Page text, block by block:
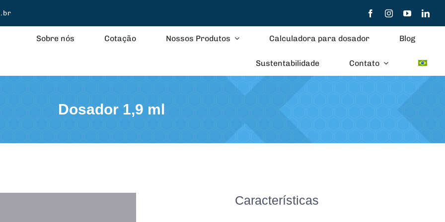
Sobre nós Cotação Nossos Produtos Calculadora para dosador Blog
Sustentabilidade Contato
Dosador 1,9 ml
Características